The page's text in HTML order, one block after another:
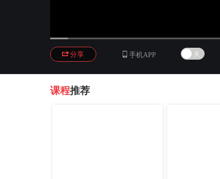
00:00 01:35:33
分享  手机APP 关
课程推荐